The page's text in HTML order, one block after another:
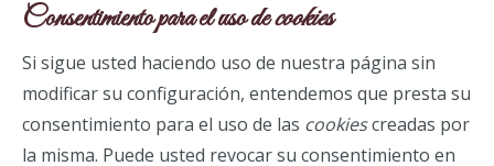
Consentimiento para el uso decookies
Si sigue usted haciendo uso de nuestra página sin
modificar su configuración, entendemos que presta su
consentimiento para el uso de las cookiescreadas por
la misma. Puede usted revocar su consentimiento en